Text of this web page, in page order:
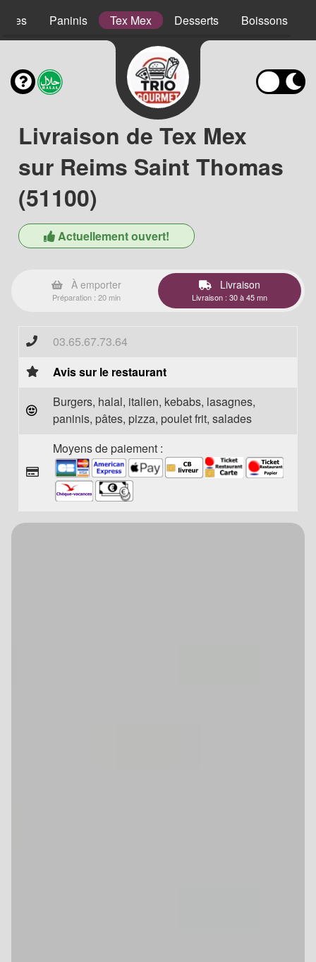
Paninis Tex Mex Desserts Boissons
Livraison de Tex Mex
sur Reims Saint Thomas
(51100)
Actuellement ouvert!
À emporter
Préparation : 20 min
Livraison
Livraison : 30 à 45 mn
03.65.67.73.64
Avis sur le restaurant
Burgers, halal, italien, kebabs, lasagnes,
paninis, pâtes, pizza, poulet frit, salades
Moyens de paiement :